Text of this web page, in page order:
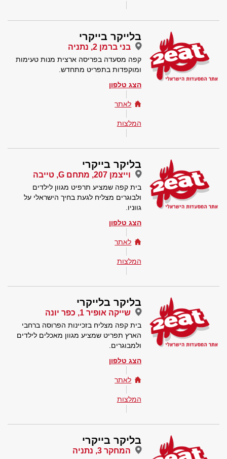
בלייקר בייקרי
בני ברמן 2, נתניה
קפה מסעדה בפריסה ארצית מנות טעימות
ומוקפדות בתפריט מתחדש.
הצג טלפון
לאתר
המלצות
בליקר בייקרי
וייצמן 207, מתחם G, טייבה
בית קפה שמציע תרפיט מגוון לילדים
ולבוגרים מצליח לגעת בחיך הישראלי על
גווניו.
הצג טלפון
לאתר
המלצות
בליקר בלייקרי
שייקה אופיר 1, כפר יונה
בית קפה מצליח בזכיינות הפרוסה ברחבי
הארץ תפריט שמציע מגוון מאכלים לילדים
ולמבוגרים.
הצג טלפון
לאתר
המלצות
בליקר בייקרי
המחקר 3, נתניה